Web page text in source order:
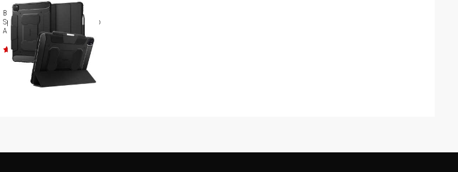
Bao da iPad Pro 13 inch (2024)
Spigen Case Rugged Armor Pro
ACS07007